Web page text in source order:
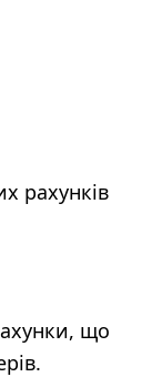
рахунків
що